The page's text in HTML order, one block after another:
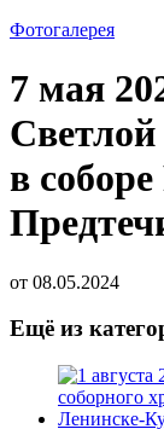
Фотогалерея
7 мая
в
от 08.05.2024
Ещё из